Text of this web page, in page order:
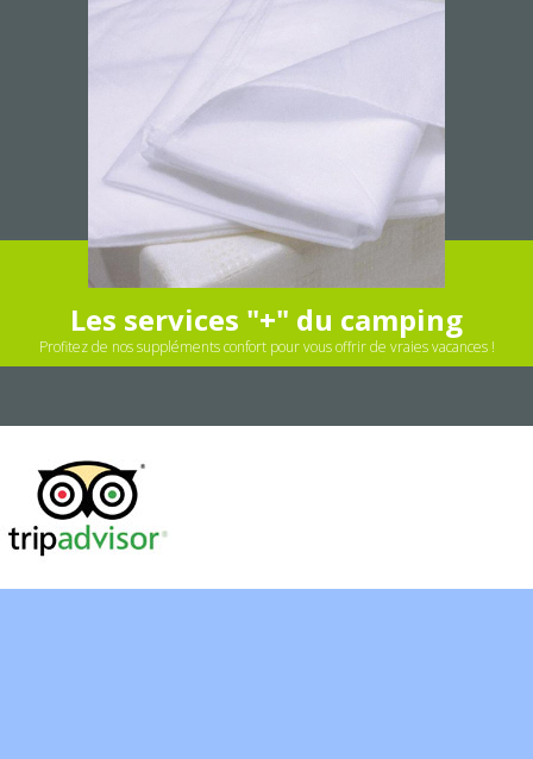
Les services "+" du camping
Profitez de nos suppléments confort pour vous offrir de vraies vacances !